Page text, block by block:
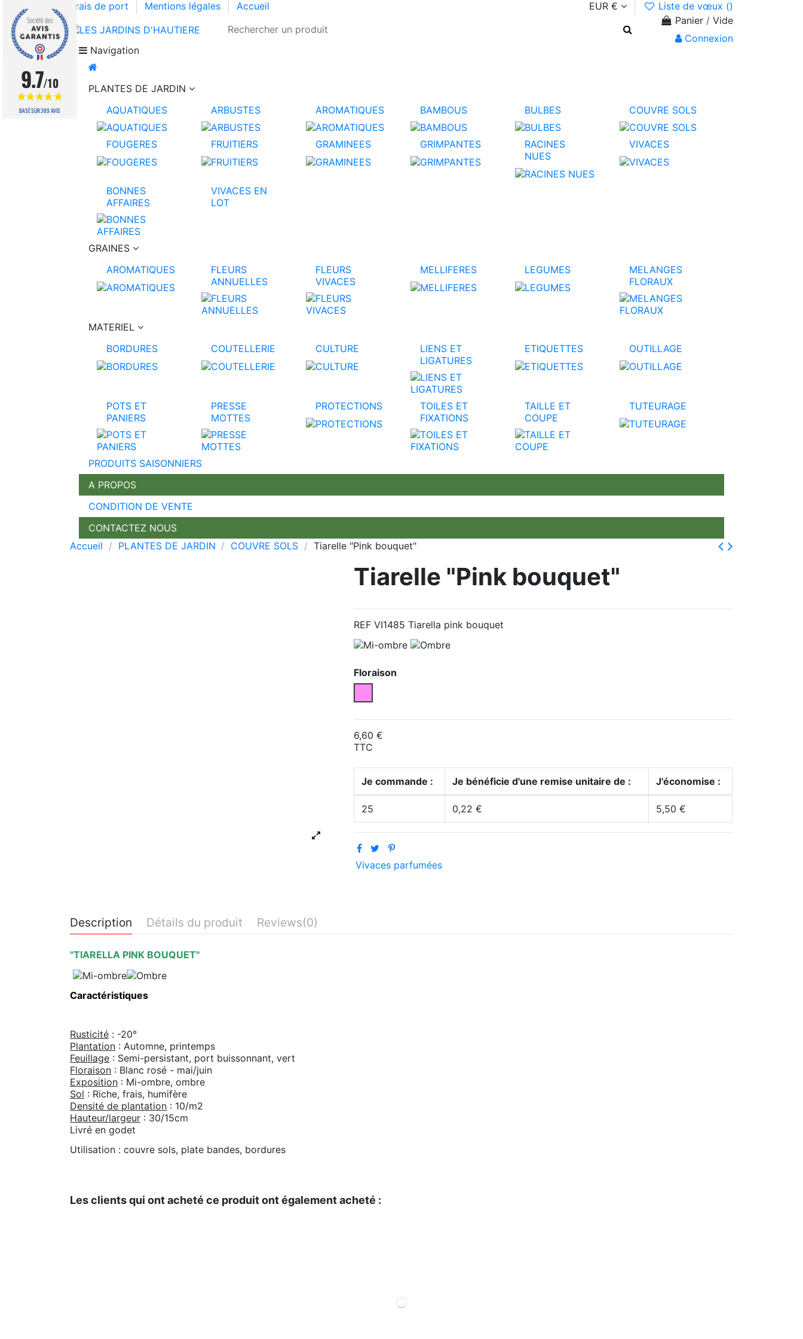
Frais de port Mentions légales Accueil EUR € Liste de vœux ()
Panier / Vide
Connexion
Navigation
PLANTES DE JARDIN
AQUATIQUES
ARBUSTES AROMATIQUES BAMBOUS BULBES COUVRE SOLS
FOUGERES FRUITIERS GRAMINEES GRIMPANTES
RACINES
NUES
VIVACES
BONNES
AFFAIRES
VIVACES EN
LOT
GRAINES
AROMATIQUES
FLEURS
ANNUELLES
FLEURS
VIVACES
MELLIFERES LEGUMES
MELANGES
FLORAUX
MATERIEL
BORDURES
COUTELLERIE CULTURE
LIENS ET
LIGATURES
ETIQUETTES OUTILLAGE
POTS ET
PANIERS
PRESSE
MOTTES
PROTECTIONS
TOILES ET
FIXATIONS
TAILLE ET
COUPE
TUTEURAGE
PRODUITS SAISONNIERS
A PROPOS
CONDITION DE VENTE
CONTACTEZ NOUS
Accueil
PLANTES DE JARDIN COUVRE SOLS Tiarelle "Pink bouquet"
Tiarelle "Pink bouquet"
REF VI1485 Tiarella pink bouquet
Floraison
6,60 €
TTC
Je commande : Je bénéficie d'une remise unitaire de : J'économise :
25 0,22 € 5,50 €
Vivaces parfumées
Description Détails du produit Reviews(0)
"TIARELLA PINK BOUQUET"
Caractéristiques
Rusticité : -20°
Plantation : Automne, printemps
Feuillage : Semi-persistant, port buissonnant, vert
Floraison : Blanc rosé - mai/juin
Exposition : Mi-ombre, ombre
Sol : Riche, frais, humifère
Densité de plantation : 10/m2
Hauteur/largeur : 30/15cm
Livré en godet
Utilisation : couvre sols, plate bandes, bordures
Les clients qui ont acheté ce produit ont également acheté :
9.7/10
BASÉ SUR 389 AVIS